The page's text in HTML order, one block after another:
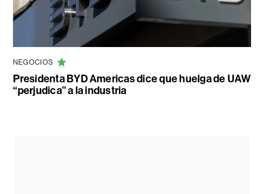
NEGOCIOS
Presidenta BYD Americas dice que huelga de UAW
“perjudica” a la industria